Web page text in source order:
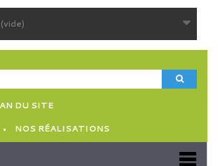
(vide)
DU SITE
NOS RÉALISATIONS